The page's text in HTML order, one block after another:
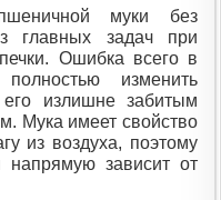
муки без
главных задач при
Ошибка всего в
изменить
его излишне забитым
Мука имеет свойство
из воздуха, поэтому
зависит от